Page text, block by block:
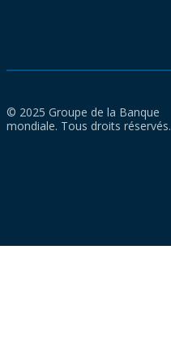
© 2025 Groupe de la Banque
mondiale. Tous droits réservés.